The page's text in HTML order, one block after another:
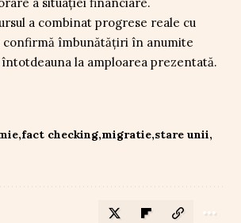
a combinat progrese reale cu
confirmă îmbunătățiri în anumite
la amploarea prezentată.
fact checking migratie stare unii